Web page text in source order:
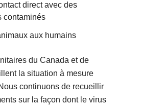
direct avec des
contaminés
aux humains
du Canada et de
la situation à mesure
continuons de recueillir
sur la façon dont le virus